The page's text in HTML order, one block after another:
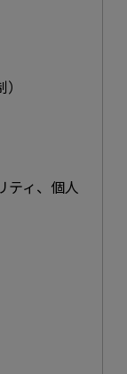
ティ、個人